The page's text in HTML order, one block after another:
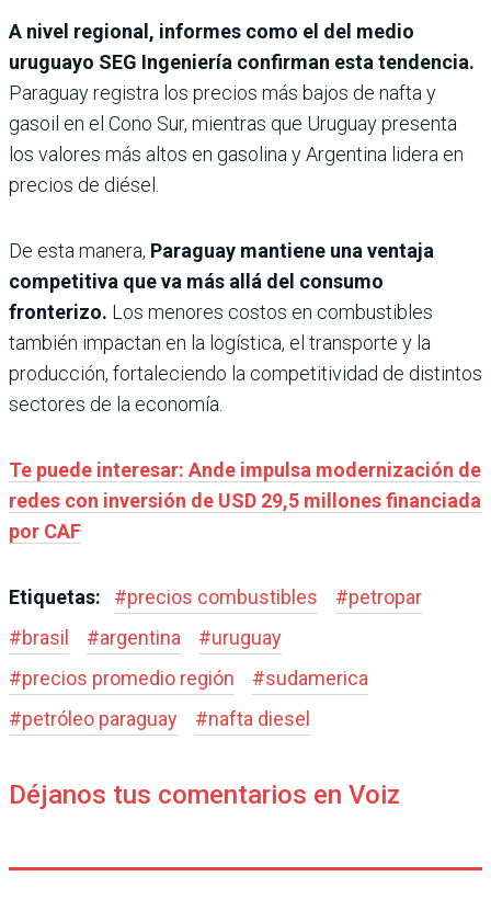
A nivel regional, informes como el del medio
uruguayo SEG Ingeniería confirman esta tendencia.
Paraguay registra los precios más bajos de nafta y
gasoil en el Cono Sur, mientras que Uruguay presenta
los valores más altos en gasolina y Argentina lidera en
precios de diésel.
De esta manera, Paraguay mantiene una ventaja
competitiva que va más allá del consumo
fronterizo. Los menores costos en combustibles
también impactan en la logística, el transporte y la
producción, fortaleciendo la competitividad de distintos
sectores de la economía.
Te puede interesar: Ande impulsa modernización de
redes con inversión de USD 29,5 millones financiada
por CAF
Etiquetas: #precios combustibles #petropar
#brasil #argentina #uruguay
#precios promedio región #sudamerica
#petróleo paraguay #nafta diesel
Déjanos tus comentarios en Voiz